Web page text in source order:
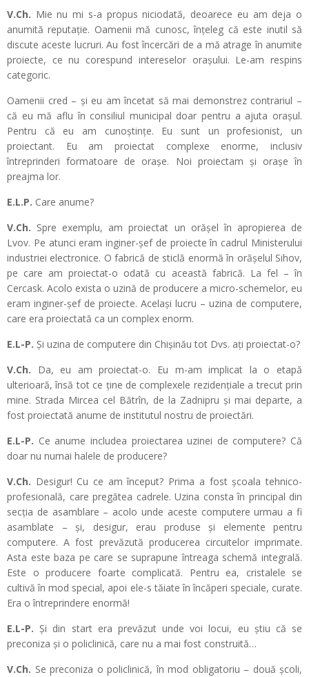
V.Ch. Mie nu mi s-a propus niciodată, deoarece eu am deja o
anumită reputație. Oamenii mă cunosc, înțeleg că este inutil să
discute aceste lucruri. Au fost încercări de a mă atrage în anumite
proiecte, ce nu corespund intereselor orașului. Le-am respins
categoric.
Oamenii cred – și eu am încetat să mai demonstrez contrariul –
că eu mă aflu în consiliul municipal doar pentru a ajuta orașul.
Pentru că eu am cunoștințe. Eu sunt un profesionist, un
proiectant. Eu am proiectat complexe enorme, inclusiv
întreprinderi formatoare de orașe. Noi proiectam și orașe în
preajma lor.
E.L.P. Care anume?
V.Ch. Spre exemplu, am proiectat un orășel în apropierea de
Lvov. Pe atunci eram inginer-șef de proiecte în cadrul Ministerului
industriei electronice. O fabrică de sticlă enormă în orășelul Sihov,
pe care am proiectat-o odată cu această fabrică. La fel – în
Cercask. Acolo exista o uzină de producere a micro-schemelor, eu
eram inginer-șef de proiecte. Același lucru – uzina de computere,
care era proiectată ca un complex enorm.
E.L-P. Și uzina de computere din Chișinău tot Dvs. ați proiectat-o?
V.Ch. Da, eu am proiectat-o. Eu m-am implicat la o etapă
ulterioară, însă tot ce ține de complexele rezidențiale a trecut prin
mine. Strada Mircea cel Bătrîn, de la Zadnipru și mai departe, a
fost proiectată anume de institutul nostru de proiectări.
E.L-P. Ce anume includea proiectarea uzinei de computere? Că
doar nu numai halele de producere?
V.Ch. Desigur! Cu ce am început? Prima a fost școala tehnico-
profesională, care pregătea cadrele. Uzina consta în principal din
secția de asamblare – acolo unde aceste computere urmau a fi
asamblate – și, desigur, erau produse și elemente pentru
computere. A fost prevăzută producerea circuitelor imprimate.
Asta este baza pe care se suprapune întreaga schemă integrală.
Este o producere foarte complicată. Pentru ea, cristalele se
cultivă în mod special, apoi ele-s tăiate în încăperi speciale, curate.
Era o întreprindere enormă!
E.L-P. Și din start era prevăzut unde voi locui, eu știu că se
preconiza și o policlinică, care nu a mai fost construită…
V.Ch. Se preconiza o policlinică, în mod obligatoriu – două școli,